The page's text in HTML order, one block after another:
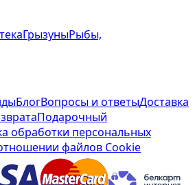
ГрызуныРыбы,
БлогВопросы и ответыДоставка
Подарочный
обработки персональных
файлов Cookie